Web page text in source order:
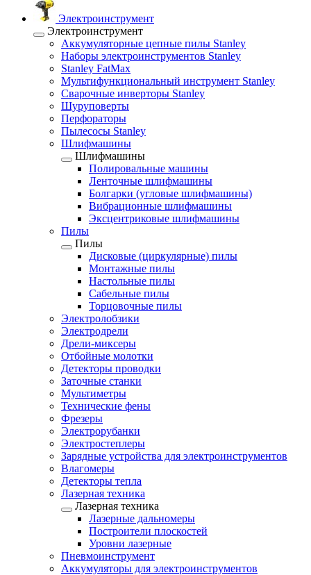
Электроинструмент
Электроинструмент
Аккумуляторные цепные пилы Stanley
Наборы электроинструментов Stanley
Stanley FatMax
Мультифункциональный инструмент Stanley
Сварочные инверторы Stanley
Шуруповерты
Перфораторы
Пылесосы Stanley
Шлифмашины
Шлифмашины
Полировальные машины
Ленточные шлифмашины
Болгарки (угловые шлифмашины)
Вибрационные шлифмашины
Эксцентриковые шлифмашины
Пилы
Пилы
Дисковые (циркулярные) пилы
Монтажные пилы
Настольные пилы
Сабельные пилы
Торцовочные пилы
Электролобзики
Электродрели
Дрели-миксеры
Отбойные молотки
Детекторы проводки
Заточные станки
Мультиметры
Технические фены
Фрезеры
Электрорубанки
Электростеплеры
Зарядные устройства для электроинструментов
Влагомеры
Детекторы тепла
Лазерная техника
Лазерная техника
Лазерные дальномеры
Построители плоскостей
Уровни лазерные
Пневмоинструмент
Аккумуляторы для электроинструментов